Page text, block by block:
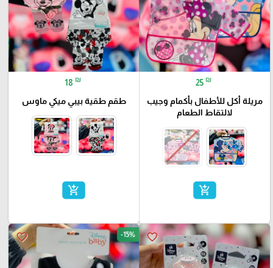
25 ₪
مريلة أكل للأطفال بأكمام وجيب
لالتقاط الطعام
add_shopping_cart
18 ₪
طقم طقية بيبي ميكي ماوس
add_shopping_cart
favorite_border
favorite_border -15%